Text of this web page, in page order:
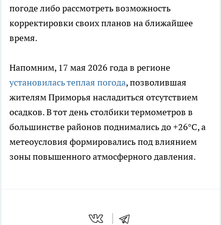
погоде либо рассмотреть возможность
корректировки своих планов на ближайшее
время.
Напомним, 17 мая 2026 года в регионе
установилась теплая погода, позволившая
жителям Приморья насладиться отсутствием
осадков. В тот день столбики термометров в
большинстве районов поднимались до +26°C, а
метеоусловия формировались под влиянием
зоны повышенного атмосферного давления.